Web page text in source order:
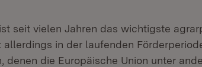
seit vielen Jahren das wichtigste
in der laufenden
denen die Europäische Union unter